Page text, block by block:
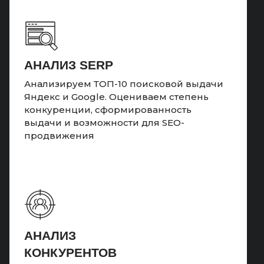
АНАЛИЗ SERP
Анализируем ТОП-10 поисковой выдачи
Яндекс и Google. Оцениваем степень
конкуренции, сформированность
выдачи и возможности для SEO-
продвижения
АНАЛИЗ
КОНКУРЕНТОВ